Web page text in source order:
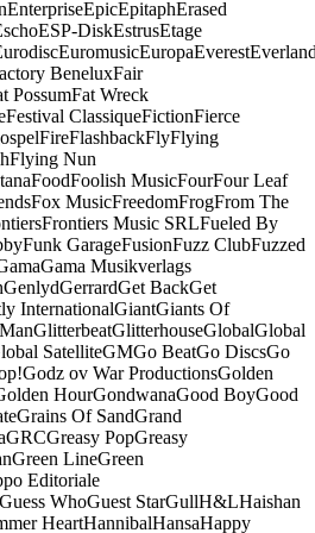
EnterpriseEpicEpitaphErased
ESP-DiskEstrusEtage
EuromusicEuropaEverest
BeneluxFair
PossumFat Wreck
Festival ClassiqueFictionFierce
FireFlashbackFlyFlying
Flying Nun
FoodFoolish MusicFourFour Leaf
Fox MusicFreedomFrogFrom The
Frontiers Music SRLFueled By
Funk GarageFusionFuzz ClubFuzzed
Gama Musikverlags
GenlydGerrardGet BackGet
InternationalGiantGiants Of
GlitterbeatGlitterhouseGlobalGlobal
SatelliteGMGo BeatGo DiscsGo
Godz ov War ProductionsGolden
HourGondwanaGood BoyGood
Grains Of SandGrand
GRCGreasy PopGreasy
Green LineGreen
Editoriale
Guess WhoGuest StarGullH&LHaishan
HeartHannibalHansaHappy